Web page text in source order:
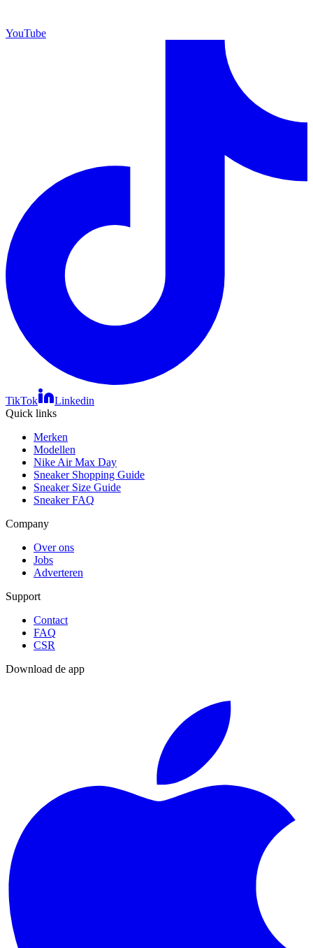
YouTube
TikTok
Linkedin
Quick links
Merken
Modellen
Nike Air Max Day
Sneaker Shopping Guide
Sneaker Size Guide
Sneaker FAQ
Company
Over ons
Jobs
Adverteren
Support
Contact
FAQ
CSR
Download de app